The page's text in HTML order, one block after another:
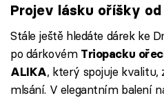
Projev lásku oříšky
Stále ještě hledáte dárek ke
po dárkovém Triopacku
ALIKA, který spojuje kvalitu,
mlsání. V elegantním balení